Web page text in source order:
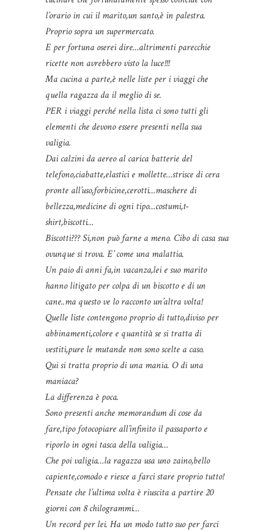
l’orario in cui il marito,un santo,è in palestra.
Proprio sopra un supermercato.
E per fortuna oserei dire…altrimenti parecchie
ricette non avrebbero visto la luce!!!
Ma cucina a parte,è nelle liste per i viaggi che
quella ragazza da il meglio di se.
PER i viaggi perché nella lista ci sono tutti gli
elementi che devono essere presenti nella sua
valigia.
Dai calzini da aereo al carica batterie del
telefono,ciabatte,elastici e mollette…strisce di cera
pronte all’uso,forbicine,cerotti…maschere di
bellezza,medicine di ogni tipo…costumi,t-
shirt,biscotti…
Biscotti??? Si,non può farne a meno. Cibo di casa sua
ovunque si trova. E’ come una malattia.
Un paio di anni fa,in vacanza,lei e suo marito
hanno litigato per colpa di un biscotto e di un
cane..ma questo ve lo racconto un’altra volta!
Quelle liste contengono proprio di tutto,diviso per
abbinamenti,colore e quantità se si tratta di
vestiti,pure le mutande non sono scelte a caso.
Qui si tratta proprio di una mania. O di una
maniaca?
La differenza è poca.
Sono presenti anche memorandum di cose da
fare,tipo fotocopiare all’infinito il passaporto e
riporlo in ogni tasca della valigia…
Che poi valigia…la ragazza usa uno zaino,bello
capiente,comodo e riesce a farci stare proprio tutto!
Pensate che l’ultima volta è riuscita a partire 20
giorni con 8 chilogrammi…
Un record per lei. Ha un modo tutto suo per farci